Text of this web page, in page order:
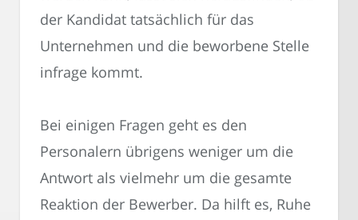
der Kandidat tatsächlich für das
Unternehmen und die beworbene Stelle
infrage kommt.
Bei einigen Fragen geht es den
Personalern übrigens weniger um die
Antwort als vielmehr um die gesamte
Reaktion der Bewerber. Da hilft es, Ruhe